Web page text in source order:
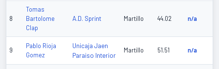
8
Tomas
Bartolome
Clap
A.D. Sprint Martillo 44.02 n/a
9
Pablo Rioja
Gomez
Unicaja Jaen
Paraiso Interior
Martillo 51.51 n/a